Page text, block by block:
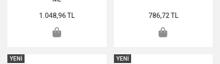
1.048,96 TL 786,72 TL
YENİ YENİ